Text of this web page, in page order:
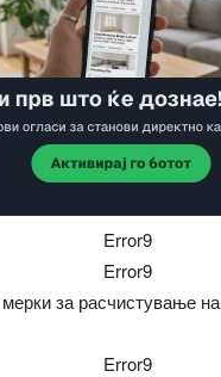
Error9
Error9
за расчистување на
Error9